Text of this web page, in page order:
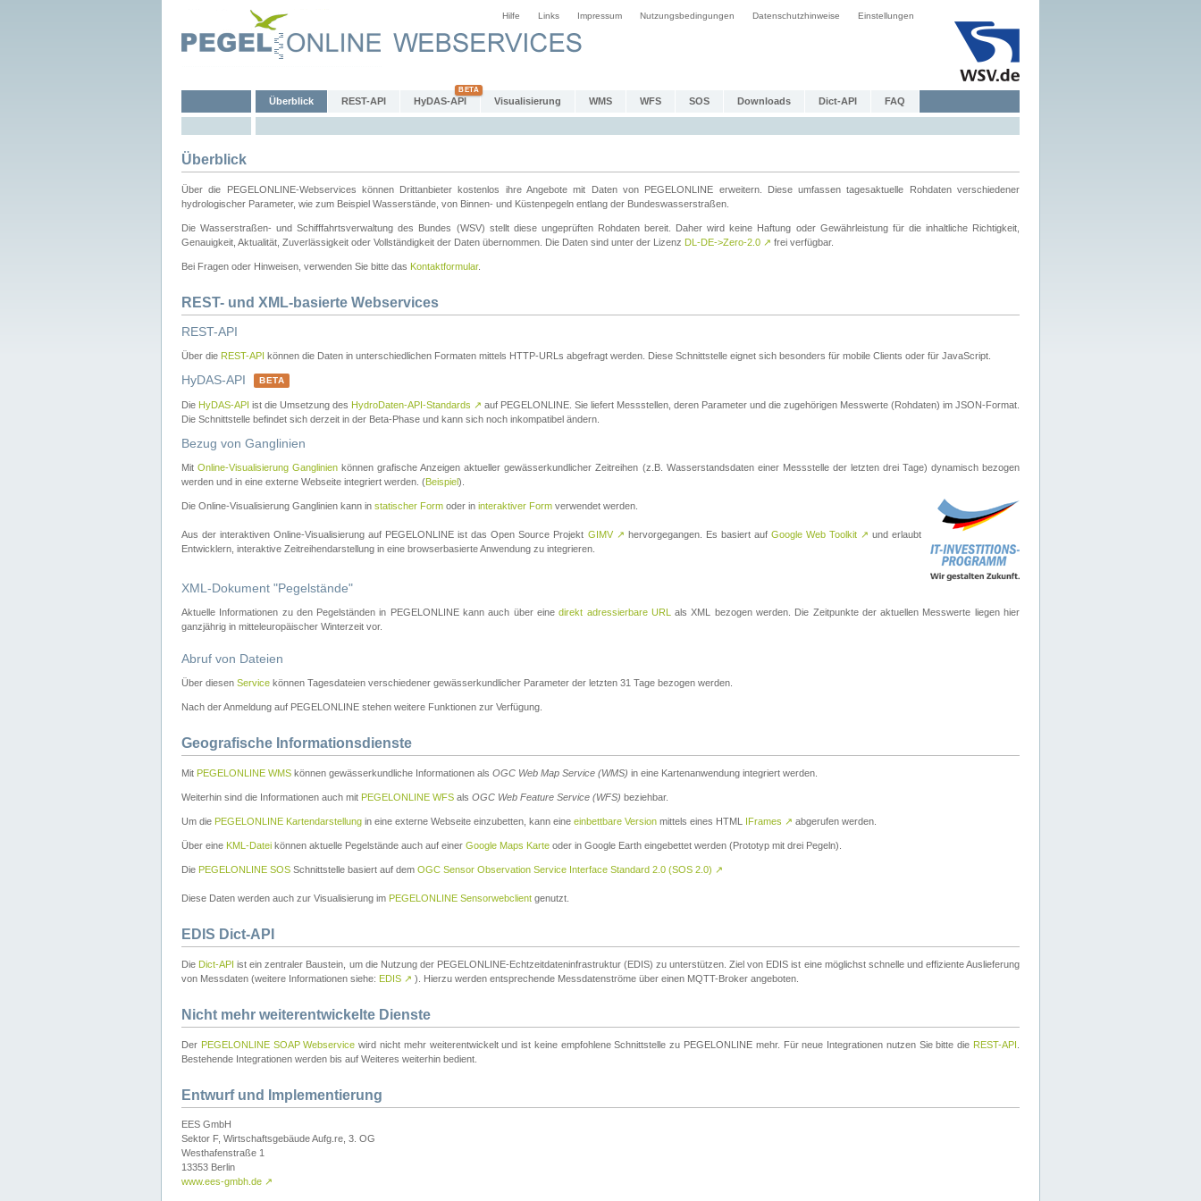
Hilfe Links Impressum Nutzungsbedingungen Datenschutzhinweise Einstellungen
Überblick REST-API HyDAS-API Visualisierung WMS WFS SOS Downloads Dict-API FAQ
Überblick
Über die PEGELONLINE-Webservices können Drittanbieter kostenlos ihre Angebote mit Daten von PEGELONLINE erweitern. Diese umfassen tagesaktuelle Rohdaten verschiedener
hydrologischer Parameter, wie zum Beispiel Wasserstände, von Binnen- und Küstenpegeln entlang der Bundeswasserstraßen.
Die Wasserstraßen- und Schifffahrtsverwaltung des Bundes (WSV) stellt diese ungeprüften Rohdaten bereit. Daher wird keine Haftung oder Gewährleistung für die inhaltliche Richtigkeit,
Genauigkeit, Aktualität, Zuverlässigkeit oder Vollständigkeit der Daten übernommen. Die Daten sind unter der Lizenz DL-DE->Zero-2.0 ↗ frei verfügbar.
Bei Fragen oder Hinweisen, verwenden Sie bitte das Kontaktformular.
REST- und XML-basierte Webservices
REST-API
Über die REST-API können die Daten in unterschiedlichen Formaten mittels HTTP-URLs abgefragt werden. Diese Schnittstelle eignet sich besonders für mobile Clients oder für JavaScript.
HyDAS-API BETA
Die HyDAS-API ist die Umsetzung des HydroDaten-API-Standards ↗ auf PEGELONLINE. Sie liefert Messstellen, deren Parameter und die zugehörigen Messwerte (Rohdaten) im JSON-Format.
Die Schnittstelle befindet sich derzeit in der Beta-Phase und kann sich noch inkompatibel ändern.
Bezug von Ganglinien
MitOnline-Visualisierung Ganglinien können grafische Anzeigen aktueller gewässerkundlicher Zeitreihen (z.B. Wasserstandsdaten einer Messstelle der letzten drei Tage) dynamisch bezogen
werden und in eine externe Webseite integriert werden. (Beispiel).
Die Online-Visualisierung Ganglinien kann in statischer Form oder in interaktiver Form verwendet werden.
Aus der interaktiven Online-Visualisierung auf PEGELONLINE ist das Open Source Projekt GIMV ↗ hervorgegangen. Es basiert auf Google Web Toolkit ↗ und erlaubt
Entwicklern, interaktive Zeitreihendarstellung in eine browserbasierte Anwendung zu integrieren.
XML-Dokument "Pegelstände"
Aktuelle Informationen zu den Pegelständen in PEGELONLINE kann auch über einedirekt adressierbare URL
als XML bezogen werden. Die Zeitpunkte der aktuellen Messwerte liegen hier
ganzjährig in mitteleuropäischer Winterzeit vor.
Abruf von Dateien
Über diesen Service können Tagesdateien verschiedener gewässerkundlicher Parameter der letzten 31 Tage bezogen werden.
Nach der Anmeldung auf PEGELONLINE stehen weitere Funktionen zur Verfügung.
Geografische Informationsdienste
Mit PEGELONLINE WMS können gewässerkundliche Informationen als OGC Web Map Service (WMS) in eine Kartenanwendung integriert werden.
Weiterhin sind die Informationen auch mit PEGELONLINE WFS als OGC Web Feature Service (WFS) beziehbar.
Um die PEGELONLINE Kartendarstellung in eine externe Webseite einzubetten, kann eine einbettbare Version mittels eines HTML IFrames ↗ abgerufen werden.
Über eine KML-Datei können aktuelle Pegelstände auch auf einer Google Maps Karte oder in Google Earth eingebettet werden (Prototyp mit drei Pegeln).
Die PEGELONLINE SOS Schnittstelle basiert auf dem OGC Sensor Observation Service Interface Standard 2.0 (SOS 2.0) ↗
Diese Daten werden auch zur Visualisierung im PEGELONLINE Sensorwebclient genutzt.
EDIS Dict-API
Die Dict-API ist ein zentraler Baustein, um die Nutzung der PEGELONLINE-Echtzeitdateninfrastruktur (EDIS) zu unterstützen. Ziel von EDIS ist eine möglichst schnelle und effiziente Auslieferung
von Messdaten (weitere Informationen siehe: EDIS ↗ ). Hierzu werden entsprechende Messdatenströme über einen MQTT-Broker angeboten.
Nicht mehr weiterentwickelte Dienste
Der PEGELONLINE SOAP Webservice wird nicht mehr weiterentwickelt und ist keine empfohlene Schnittstelle zu PEGELONLINE mehr. Für neue Integrationen nutzen Sie bitte die REST-API
Bestehende Integrationen werden bis auf Weiteres weiterhin bedient.
Entwurf und Implementierung
EES GmbH
Sektor F, Wirtschaftsgebäude Aufg.re, 3. OG
Westhafenstraße 1
13353 Berlin
www.ees-gmbh.de ↗